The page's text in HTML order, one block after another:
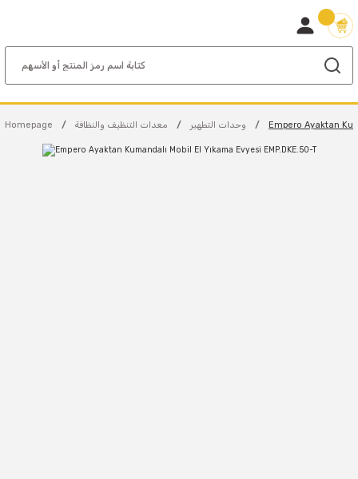
Homepage معدات التنظيف والنظافة وحدات التطهير Empero Ayaktan